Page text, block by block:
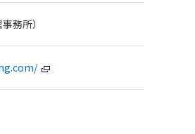
務所）